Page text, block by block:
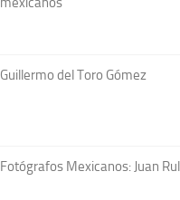
Guillermo del Toro Gómez
Fotógrafos Mexicanos: Juan